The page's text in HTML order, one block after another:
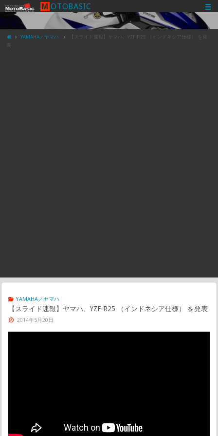
M OTOBASIC
YAMAHA／ヤマハ
【スライド速報】ヤマハ、YZF-R25 （インドネシア仕様） を発
表
YAMAHA／ヤマハ
【スライド速報】ヤマハ、YZF-R25 （インドネシア仕様） を発表
2014年5月20日